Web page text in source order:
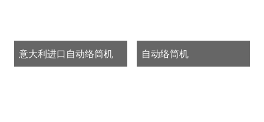
意大利进口自动络筒机 自动络筒机